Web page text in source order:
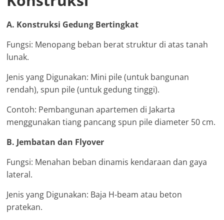
A. Konstruksi Gedung Bertingkat
Fungsi: Menopang beban berat struktur di atas tanah
lunak.
Jenis yang Digunakan: Mini pile (untuk bangunan
rendah), spun pile (untuk gedung tinggi).
Contoh: Pembangunan apartemen di Jakarta
menggunakan tiang pancang spun pile diameter 50 cm.
B. Jembatan dan Flyover
Fungsi: Menahan beban dinamis kendaraan dan gaya
lateral.
Jenis yang Digunakan: Baja H-beam atau beton
pratekan.